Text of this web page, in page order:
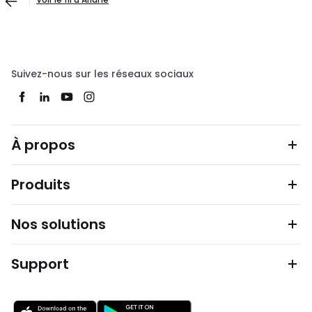
Suivez-nous sur les réseaux sociaux
À propos
Produits
Nos solutions
Support